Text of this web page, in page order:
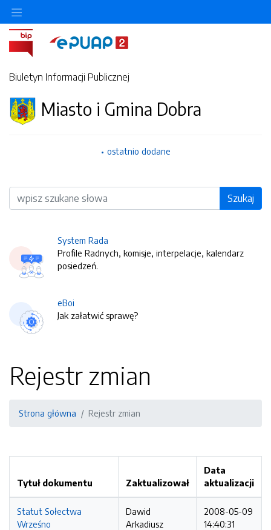
Biuletyn Informacji Publicznej
Miasto i Gmina Dobra
ostatnio dodane
Wyszukiwarka Szukaj
System Rada
Profile Radnych, komisje, interpelacje, kalendarz
posiedzeń.
eBoi
Jak załatwić sprawę?
Rejestr zmian
Strona główna Rejestr zmian
Tytuł dokumentu Zaktualizował
Data
aktualizacji
Statut Sołectwa
Wrześno
Dawid
Arkadiusz
2008-05-09
14:40:31